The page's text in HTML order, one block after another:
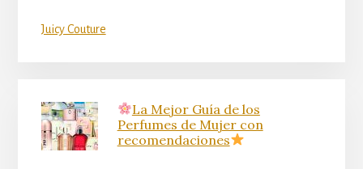
Juicy Couture
La Mejor Guía de los
Perfumes de Mujer con
recomendaciones